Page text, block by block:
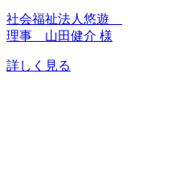
社会福祉法人悠遊
理事 山田健介 様
詳しく見る